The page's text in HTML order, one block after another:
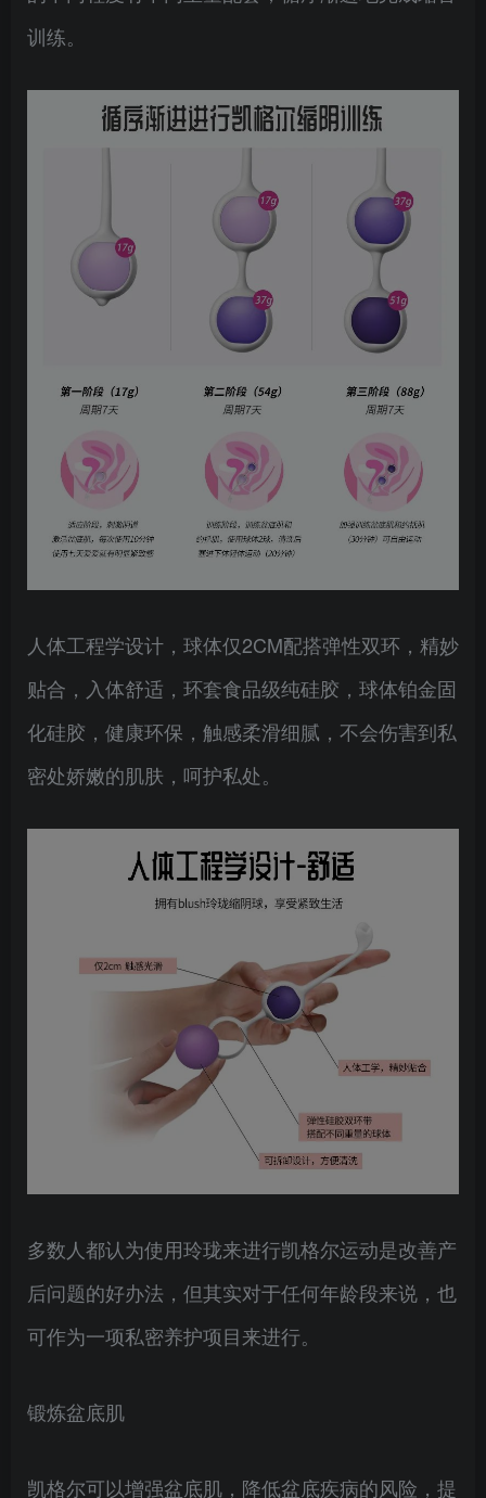
训练。
人体工程学设计，球体仅2CM配搭弹性双环，精妙
贴合，入体舒适，环套食品级纯硅胶，球体铂金固
化硅胶，健康环保，触感柔滑细腻，不会伤害到私
密处娇嫩的肌肤，呵护私处。
多数人都认为使用玲珑来进行凯格尔运动是改善产
后问题的好办法，但其实对于任何年龄段来说，也
可作为一项私密养护项目来进行。
锻炼盆底肌
凯格尔可以增强盆底肌，降低盆底疾病的风险，提